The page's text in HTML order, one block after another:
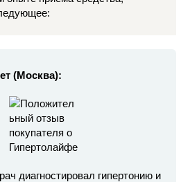
(Москва):
диагностировал гипертонию и